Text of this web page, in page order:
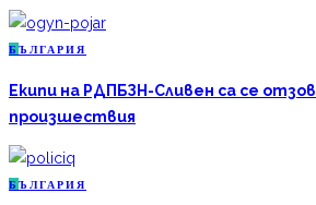
Б ЪЛГАРИЯ
Екипи на РДПБЗН-Сливен са се
произшествия
Б ЪЛГАРИЯ